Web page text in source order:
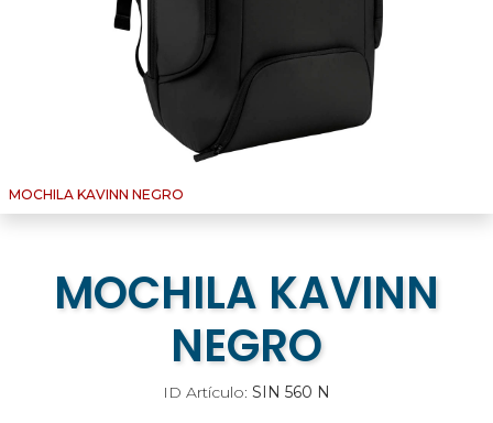
MOCHILA KAVINN NEGRO
MOCHILA KAVINN
NEGRO
ID Artículo: SIN 560 N